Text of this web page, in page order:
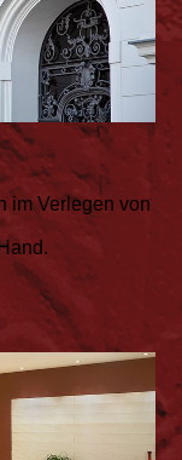
im Verlegen von